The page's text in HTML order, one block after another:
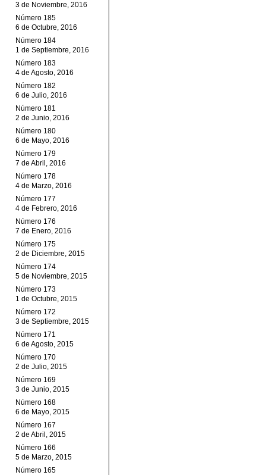
3 de Noviembre, 2016
Número 185
6 de Octubre, 2016
Número 184
1 de Septiembre, 2016
Número 183
4 de Agosto, 2016
Número 182
6 de Julio, 2016
Número 181
2 de Junio, 2016
Número 180
6 de Mayo, 2016
Número 179
7 de Abril, 2016
Número 178
4 de Marzo, 2016
Número 177
4 de Febrero, 2016
Número 176
7 de Enero, 2016
Número 175
2 de Diciembre, 2015
Número 174
5 de Noviembre, 2015
Número 173
1 de Octubre, 2015
Número 172
3 de Septiembre, 2015
Número 171
6 de Agosto, 2015
Número 170
2 de Julio, 2015
Número 169
3 de Junio, 2015
Número 168
6 de Mayo, 2015
Número 167
2 de Abril, 2015
Número 166
5 de Marzo, 2015
Número 165